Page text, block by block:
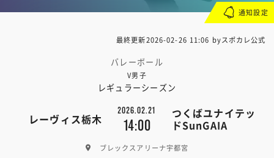
最終更新2026-02-26 11:06 byスポカレ公式
バレーボール
V男子
レギュラーシーズン
レーヴィス栃木
2026.02.21
14:00
つくばユナイテッ
ドSunGAIA
ブレックスアリーナ宇都宮
通知設定